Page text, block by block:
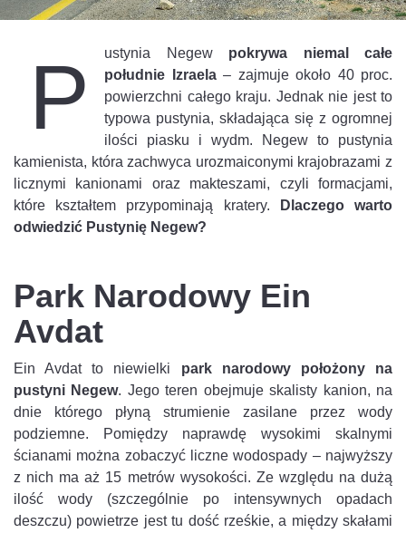
P ustynia Negew pokrywa niemal całe
południe Izraela– zajmuje około 40 proc.
powierzchni całego kraju. Jednak nie jest to
typowa pustynia, składająca się z ogromnej
ilości piasku i wydm. Negew to pustynia
kamienista, która zachwyca urozmaiconymi krajobrazami z
licznymi kanionami oraz makteszami, czyli formacjami,
które kształtem przypominają kratery.
Dlaczego warto
odwiedzić Pustynię Negew?
Park Narodowy Ein
Avdat
Ein Avdat to niewielki park narodowy położony na
pustyni Negew. Jego teren obejmuje skalisty kanion, na
dnie którego płyną strumienie zasilane przez wody
podziemne. Pomiędzy naprawdę wysokimi skalnymi
ścianami można zobaczyć liczne wodospady – najwyższy
z nich ma aż 15 metrów wysokości. Ze względu na dużą
ilość wody (szczególnie po intensywnych opadach
deszczu) powietrze jest tu dość rześkie, a między skałami